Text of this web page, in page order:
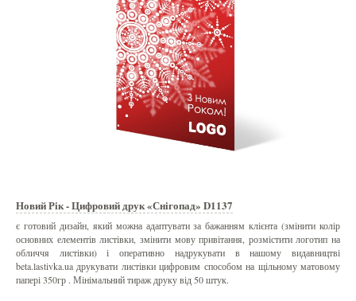
Новий Рік - Цифровий друк «Снігопад» D1137
є готовий дизайн, який можна адаптувати за бажанням клієнта (змінити колір
основних елементів листівки, змінити мову привітання, розмістити логотип на
обличчя листівки) і оперативно надрукувати в нашому видавництві
beta.lastivka.ua друкувати листівки цифровим способом на щільному матовому
папері 350гр . Мінімальний тираж друку від 50 штук.